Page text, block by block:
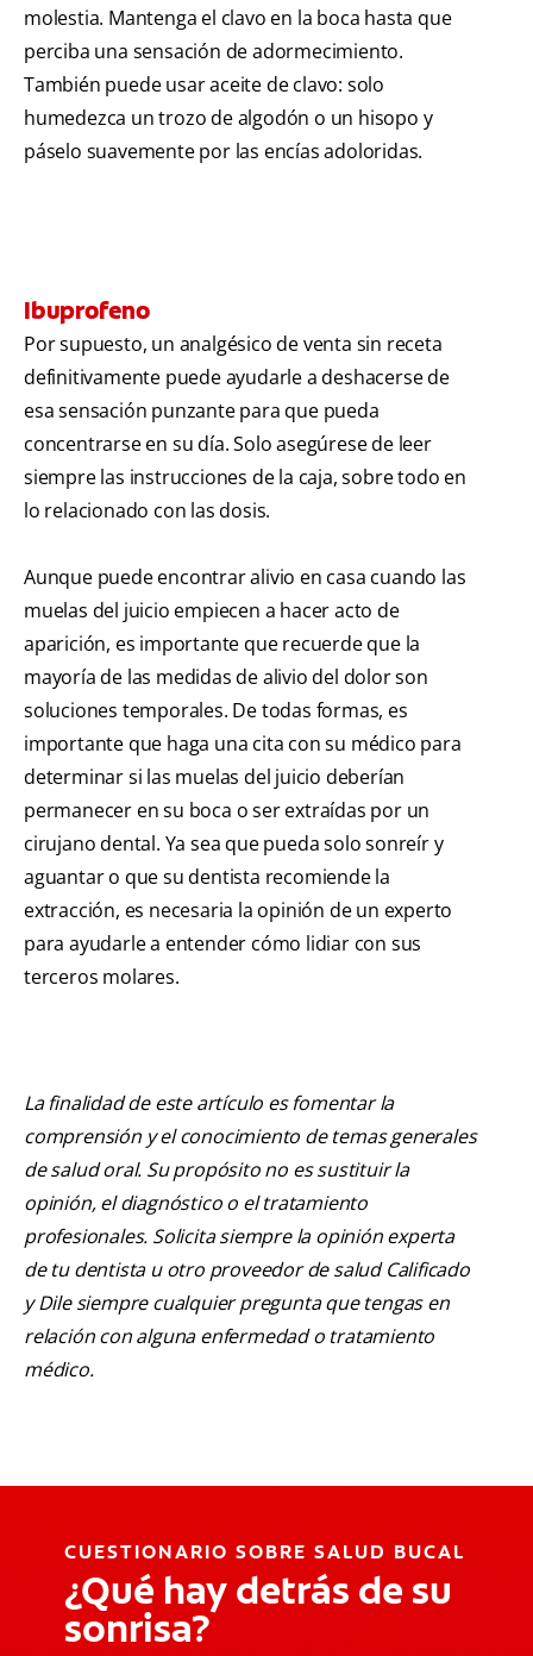
molestia. Mantenga el clavo en la boca hasta que
perciba una sensación de adormecimiento.
También puede usar aceite de clavo: solo
humedezca un trozo de algodón o un hisopo y
páselo suavemente por las encías adoloridas.
Ibuprofeno
Por supuesto, un analgésico de venta sin receta
definitivamente puede ayudarle a deshacerse de
esa sensación punzante para que pueda
concentrarse en su día. Solo asegúrese de leer
siempre las instrucciones de la caja, sobre todo en
lo relacionado con las dosis.
Aunque puede encontrar alivio en casa cuando las
muelas del juicio empiecen a hacer acto de
aparición, es importante que recuerde que la
mayoría de las medidas de alivio del dolor son
soluciones temporales. De todas formas, es
importante que haga una cita con su médico para
determinar si las muelas del juicio deberían
permanecer en su boca o ser extraídas por un
cirujano dental. Ya sea que pueda solo sonreír y
aguantar o que su dentista recomiende la
extracción, es necesaria la opinión de un experto
para ayudarle a entender cómo lidiar con sus
terceros molares.
La finalidad de este artículo es fomentar la
comprensión y el conocimiento de temas generales
de salud oral. Su propósito no es sustituir la
opinión, el diagnóstico o el tratamiento
profesionales. Solicita siempre la opinión experta
de tu dentista u otro proveedor de salud Calificado
y Dile siempre cualquier pregunta que tengas en
relación con alguna enfermedad o tratamiento
médico.
CUESTIONARIO SOBRE SALUD BUCAL
¿Qué hay detrás de su
sonrisa?